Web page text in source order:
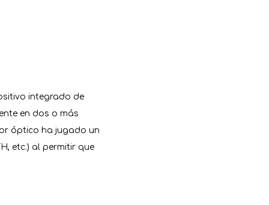
integrado de
en dos o más
óptico ha jugado un
etc.) al permitir que